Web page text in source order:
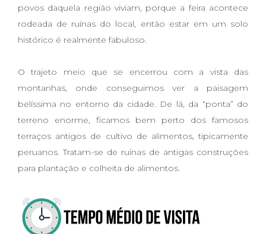
povos daquela região viviam, porque a feira acontece
rodeada de ruínas do local, então estar em um solo
histórico é realmente fabuloso.
O trajeto meio que se encerrou com a vista das
montanhas, onde conseguimos ver a paisagem
belíssima no entorno da cidade. De lá, da “ponta” do
terreno enorme, ficamos bem perto dos famosos
terraços antigos de cultivo de alimentos, tipicamente
peruanos. Tratam-se de ruínas de antigas construções
para plantação e colheita de alimentos.